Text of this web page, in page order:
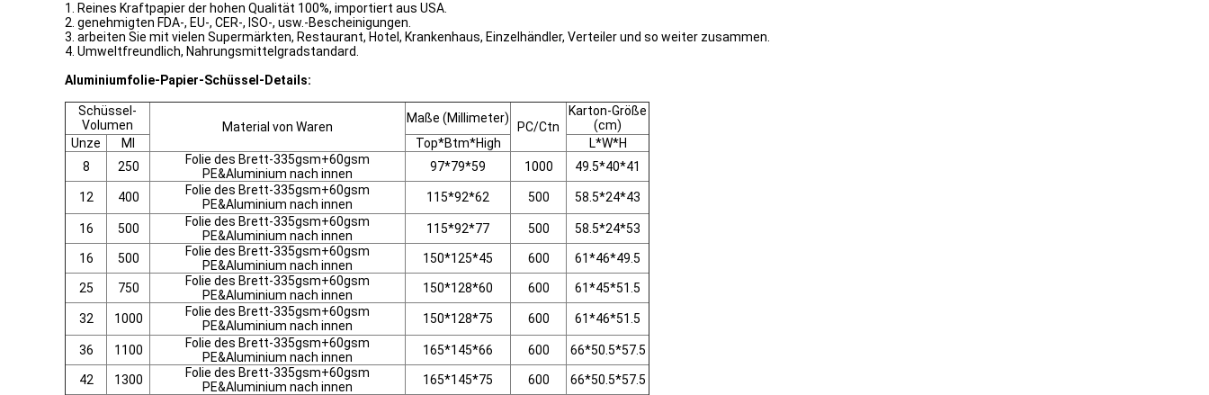
1. Reines Kraftpapier der hohen Qualität 100%, importiert aus USA.
2. genehmigten FDA-, EU-, CER-, ISO-, usw.-Bescheinigungen.
3. arbeiten Sie mit vielen Supermärkten, Restaurant, Hotel, Krankenhaus, Einzelhändler, Verteiler und so weiter zusammen.
4. Umweltfreundlich, Nahrungsmittelgradstandard.
Aluminiumfolie-Papier-Schüssel-Details:
Schüssel-
Volumen
Material von Waren
Maße (Millimeter)
PC/Ctn
Karton-Größe
(cm)
Unze
Ml Top*Btm*High
L*W*H
8
250
Folie des Brett-335gsm+60gsm
PE&Aluminium nach innen
97*79*59 1000 49.5*40*41
12 400
Folie des Brett-335gsm+60gsm
PE&Aluminium nach innen
115*92*62 500 58.5*24*43
16 500
Folie des Brett-335gsm+60gsm
PE&Aluminium nach innen
115*92*77 500 58.5*24*53
16 500
Folie des Brett-335gsm+60gsm
PE&Aluminium nach innen
150*125*45 600 61*46*49.5
25 750
Folie des Brett-335gsm+60gsm
PE&Aluminium nach innen
150*128*60 600 61*45*51.5
32 1000
Folie des Brett-335gsm+60gsm
PE&Aluminium nach innen
150*128*75 600 61*46*51.5
36 1100
Folie des Brett-335gsm+60gsm
PE&Aluminium nach innen
165*145*66 600 66*50.5*57.5
42 1300
Folie des Brett-335gsm+60gsm
PE&Aluminium nach innen
165*145*75 600 66*50.5*57.5